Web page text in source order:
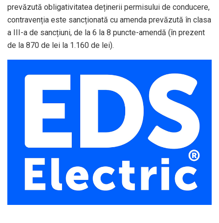
prevăzută obligativitatea deținerii permisului de conducere,
contravenția este sancționată cu amenda prevăzută în clasa
a III-a de sancțiuni, de la 6 la 8 puncte-amendă (în prezent
de la 870 de lei la 1.160 de lei).